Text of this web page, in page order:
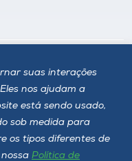
suas interações
nos ajudam a
está sendo usado,
sob medida para
os tipos diferentes de
Política de